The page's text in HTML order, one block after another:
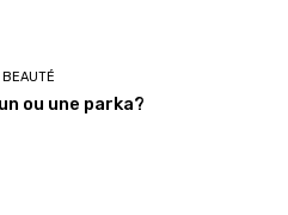
ou une parka?